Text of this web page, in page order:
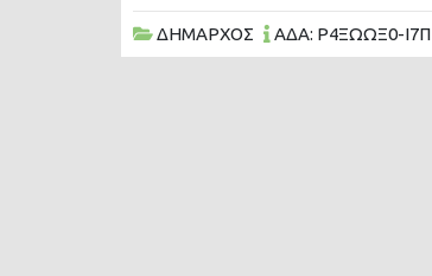
ΔΗΜΑΡΧΟΣ ΑΔΑ: Ρ4ΞΩΩΞ0-Ι7Π